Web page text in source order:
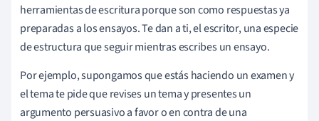
herramientas de escritura porque son como respuestas ya
preparadas a los ensayos. Te dan a ti, el escritor, una especie
de estructura que seguir mientras escribes un ensayo.
Por ejemplo, supongamos que estás haciendo un examen y
el tema te pide que revises un tema y presentes un
argumento persuasivo a favor o en contra de una